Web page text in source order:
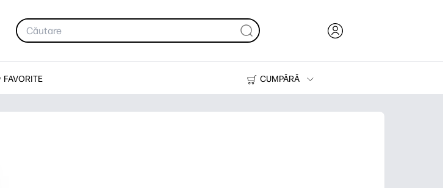
FAVORITE
CUMPĂRĂ
Imprimante